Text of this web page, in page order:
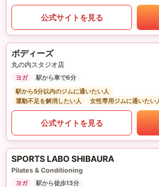
公式サイトを見る
ボディーズ
丸の内スタジオ店
ヨガ
駅から車で6分
駅から5分以内のジムに通いたい人
運動不足を解消したい人
女性専用ジムに通いたい
公式サイトを見る
SPORTS LABO SHIBAURA
Pilates & Conditioning
ヨガ 駅から徒歩13分